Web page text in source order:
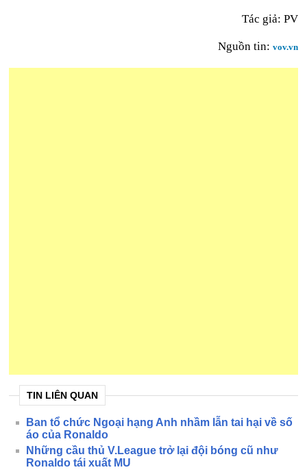
Tác giả: PV
Nguồn tin: vov.vn
TIN LIÊN QUAN
Ban tổ chức Ngoại hạng Anh nhầm lẫn tai hại về số
áo của Ronaldo
Những cầu thủ V.League trở lại đội bóng cũ như
Ronaldo tái xuất MU